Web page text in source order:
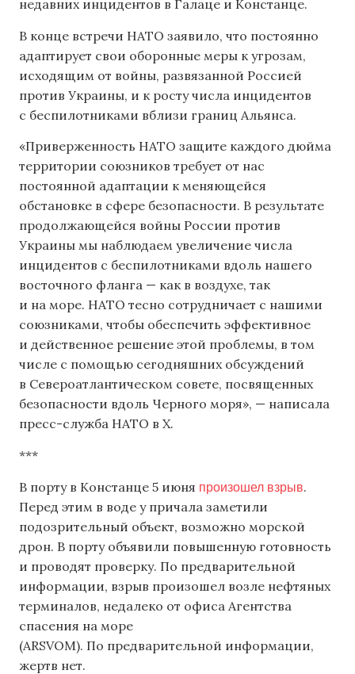
недавних инцидентов в Галаце и Констанце.
В конце встречи НАТО заявило, что постоянно
адаптирует свои оборонные меры к угрозам,
исходящим от войны, развязанной Россией
против Украины, и к росту числа инцидентов
с беспилотниками вблизи границ Альянса.
«Приверженность НАТО защите каждого дюйма
территории союзников требует от нас
постоянной адаптации к меняющейся
обстановке в сфере безопасности. В результате
продолжающейся войны России против
Украины мы наблюдаем увеличение числа
инцидентов с беспилотниками вдоль нашего
восточного фланга — как в воздухе, так
и на море. НАТО тесно сотрудничает с нашими
союзниками, чтобы обеспечить эффективное
и действенное решение этой проблемы, в том
числе с помощью сегодняшних обсуждений
в Североатлантическом совете, посвященных
безопасности вдоль Черного моря», — написала
пресс-служба НАТО в X.
***
В порту в Констанце 5 июня произошел взрыв.
Перед этим в воде у причала заметили
подозрительный объект, возможно морской
дрон. В порту объявили повышенную готовность
и проводят проверку. По предварительной
информации, взрыв произошел возле нефтяных
терминалов, недалеко от офиса Агентства
спасения на море
(ARSVOM). По предварительной информации,
жертв нет.